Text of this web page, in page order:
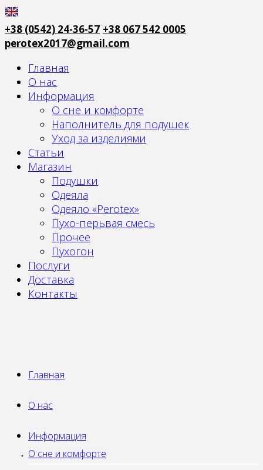
+38 (0542) 24-36-57 +38 067 542 0005
perotex2017@gmail.com
Главная
О нас
Информация
О сне и комфорте
Наполнитель для подушек
Уход за изделиями
Статьи
Магазин
Подушки
Одеяла
Одеяло «Perotex»
Пухо-перьвая смесь
Прочее
Пухогон
Послуги
Доставка
Контакты
Главная
О нас
Информация
О сне и комфорте